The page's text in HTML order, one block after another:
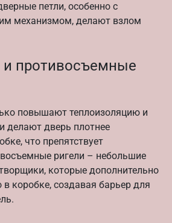
петли, особенно с
механизмом, делают взлом
и противосъемные
повышают теплоизоляцию и
делают дверь плотнее
что препятствует
ригели – небольшие
которые дополнительно
коробке, создавая барьер для